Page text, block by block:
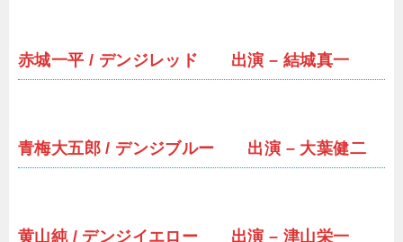
赤城一平 / デンジレッド 出演 – 結城真一
青梅大五郎 / デンジブルー 出演 – 大葉健二
黄山純 / デンジイエロー 出演 – 津山栄一